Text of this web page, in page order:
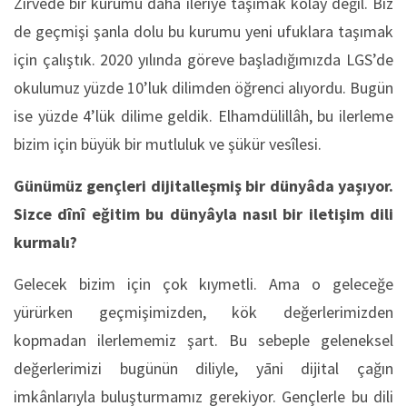
de geçmişi şanla dolu bu kurumu yeni ufuklara taşımak
için çalıştık. 2020 yılında göreve başladığımızda LGS’de
okulumuz yüzde 10’luk dilimden öğrenci alıyordu. Bugün
ise yüzde 4’lük dilime geldik. Elhamdülillâh, bu ilerleme
bizim için büyük bir mutluluk ve şükür vesîlesi.
Günümüz gençleri dijitalleşmiş bir dünyâda yaşıyor.
Sizce dînî eğitim bu dünyâyla nasıl bir iletişim dili
kurmalı?
Gelecek bizim için çok kıymetli. Ama o geleceğe
yürürken geçmişimizden, kök değerlerimizden
kopmadan ilerlememiz şart. Bu sebeple geleneksel
değerlerimizi bugünün diliyle, yāni dijital çağın
imkânlarıyla buluşturmamız gerekiyor. Gençlerle bu dili